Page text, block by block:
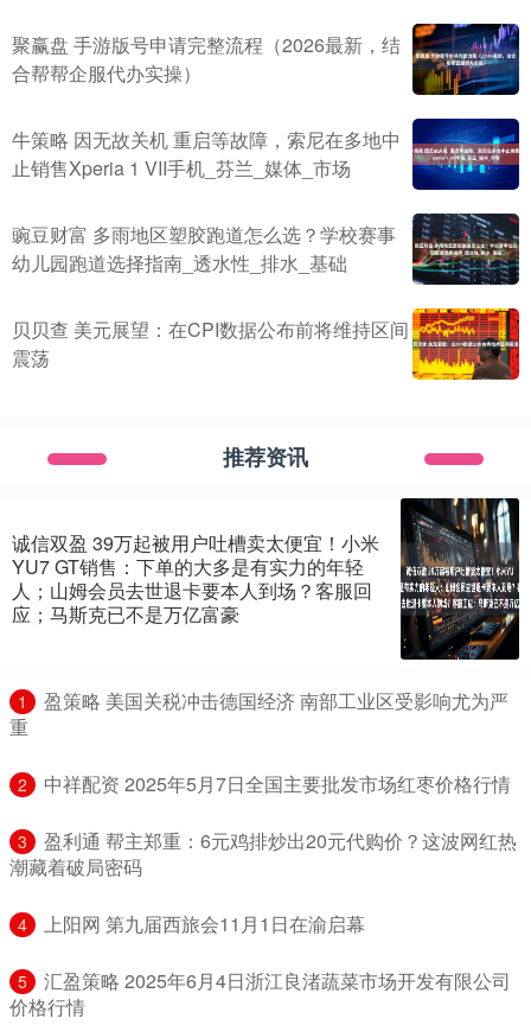
聚赢盘 手游版号申请完整流程（2026最新，结
合帮帮企服代办实操）
牛策略 因无故关机 重启等故障，索尼在多地中
止销售Xperia 1 VII手机_芬兰_媒体_市场
豌豆财富 多雨地区塑胶跑道怎么选？学校赛事
幼儿园跑道选择指南_透水性_排水_基础
贝贝查 美元展望：在CPI数据公布前将维持区间
震荡
推荐资讯
诚信双盈 39万起被用户吐槽卖太便宜！小米
YU7 GT销售：下单的大多是有实力的年轻
人；山姆会员去世退卡要本人到场？客服回
应；马斯克已不是万亿富豪
1
​盈策略 美国关税冲击德国经济 南部工业区受影响尤为严
重
2 ​中祥配资 2025年5月7日全国主要批发市场红枣价格行情
3
​盈利通 帮主郑重：6元鸡排炒出20元代购价？这波网红热
潮藏着破局密码
4 ​上阳网 第九届西旅会11月1日在渝启幕
5
​汇盈策略 2025年6月4日浙江良渚蔬菜市场开发有限公司
价格行情